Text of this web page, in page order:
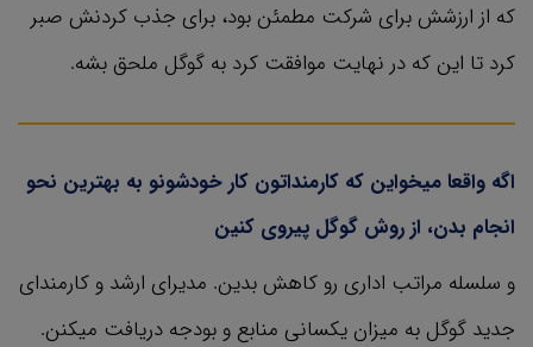
که از ارزشش برای شرکت مطمئن بود، برای جذب کردنش صبر
کرد تا این که در نهایت موافقت کرد به گوگل ملحق بشه.
اگه واقعا میخواین که کارمنداتون کار خودشونو به بهترین نحو
انجام بدن، از روش گوگل پیروی کنین
و سلسله مراتب اداری رو کاهش بدین. مدیرای ارشد و کارمندای
جدید گوگل به میزان یکسانی منابع و بودجه دریافت میکنن.